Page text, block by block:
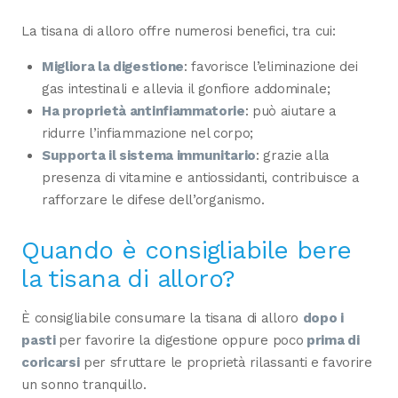
La tisana di alloro offre numerosi benefici, tra cui:
Migliora la digestione: favorisce l’eliminazione dei
gas intestinali e allevia il gonfiore addominale;
Ha proprietà antinfiammatorie: può aiutare a
ridurre l’infiammazione nel corpo;
Supporta il sistema immunitario: grazie alla
presenza di vitamine e antiossidanti, contribuisce a
rafforzare le difese dell’organismo.
Quando è consigliabile bere
la tisana di alloro?
È consigliabile consumare la tisana di alloro dopo i
pasti per favorire la digestione oppure poco prima di
coricarsiper sfruttare le proprietà rilassanti e favorire
un sonno tranquillo.